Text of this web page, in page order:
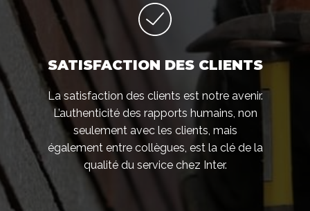
SATISFACTION DES CLIENTS
La satisfaction des clients est notre avenir.
L’authenticité des rapports humains, non
seulement avec les clients, mais
également entre collègues, est la clé de la
qualité du service chez Inter.